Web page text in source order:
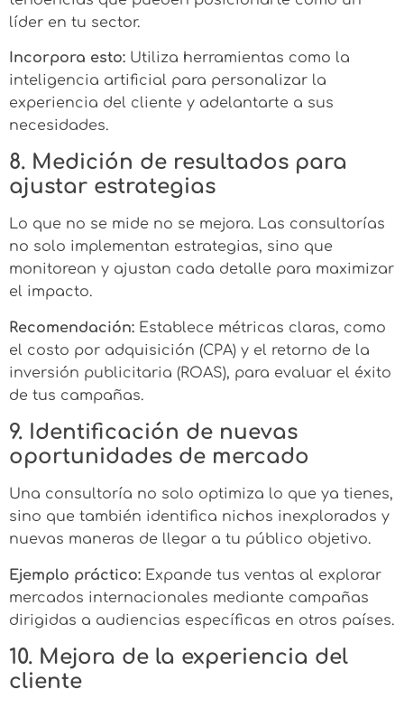
líder en tu sector.
Incorpora esto: Utiliza herramientas como la
inteligencia artificial para personalizar la
experiencia del cliente y adelantarte a sus
necesidades.
8. Medición de resultados para
ajustar estrategias
Lo que no se mide no se mejora. Las consultorías
no solo implementan estrategias, sino que
monitorean y ajustan cada detalle para maximizar
el impacto.
Recomendación: Establece métricas claras, como
el costo por adquisición (CPA) y el retorno de la
inversión publicitaria (ROAS), para evaluar el éxito
de tus campañas.
9. Identificación de nuevas
oportunidades de mercado
Una consultoría no solo optimiza lo que ya tienes,
sino que también identifica nichos inexplorados y
nuevas maneras de llegar a tu público objetivo.
Ejemplo práctico: Expande tus ventas al explorar
mercados internacionales mediante campañas
dirigidas a audiencias específicas en otros países.
10. Mejora de la experiencia del
cliente